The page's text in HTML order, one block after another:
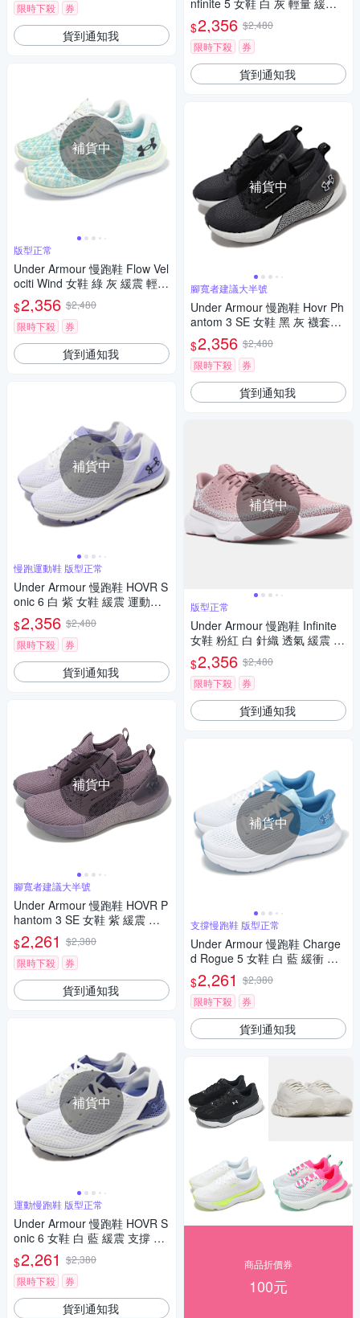
限時下殺 券
貨到通知我
補貨中
版型正常
Under Armour 慢跑鞋 Flow Vel
ociti Wind 女鞋 綠 灰 緩震 輕量
運動鞋 3026798100
$2,356 $2,480
限時下殺
券
貨到通知我
補貨中
慢跑運動鞋 版型正常
Under Armour 慢跑鞋 HOVR S
onic 6 白 紫 女鞋 緩震 運動鞋
UA 3026128104
$2,356 $2,480
限時下殺
券
貨到通知我
補貨中
腳寬者建議大半號
Under Armour 慢跑鞋 HOVR P
hantom 3 SE 女鞋 紫 緩震 襪
套 運動鞋 UA 3026584600
$2,261 $2,380
限時下殺
券
貨到通知我
補貨中
運動慢跑鞋 版型正常
Under Armour 慢跑鞋 HOVR S
onic 6 女鞋 白 藍 緩震 支撐 反
光 運動鞋 UA 3026128102
$2,261 $2,380
限時下殺
券
貨到通知我
nfinite 5 女鞋 白 灰 輕量 緩震
路跑 運動鞋 UA 3026550103
$2,356 $2,480
限時下殺
券
貨到通知我
補貨中
腳寬者建議大半號
Under Armour 慢跑鞋 Hovr Ph
antom 3 SE 女鞋 黑 灰 襪套式
針織鞋面 緩震 運動鞋 UA 3026
584002
$2,356 $2,480
限時下殺
券
貨到通知我
補貨中
版型正常
Under Armour 慢跑鞋 Infinite
女鞋 粉紅 白 針織 透氣 緩震 運
動鞋 UA 3027524600
$2,356 $2,480
限時下殺
券
貨到通知我
補貨中
支撐慢跑鞋 版型正常
Under Armour 慢跑鞋 Charge
d Rogue 5 女鞋 白 藍 緩衝 支
撐 運動鞋 UA 3028262101
$2,261 $2,380
限時下殺
券
貨到通知我
商品折價券
100元